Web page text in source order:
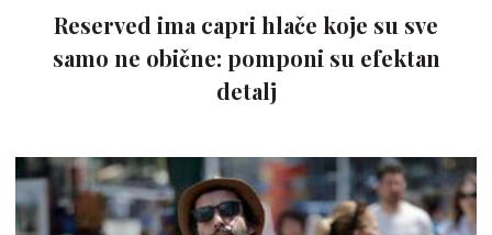
Reserved ima capri hlače koje su sve
samo ne obične: pomponi su efektan
detalj